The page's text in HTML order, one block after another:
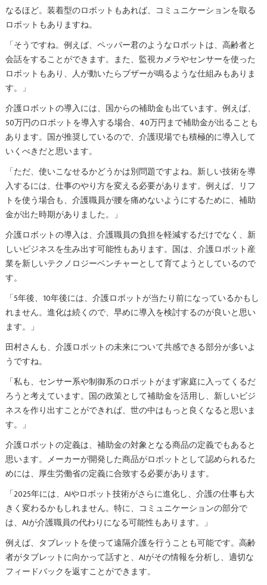
なるほど。装着型のロボットもあれば、コミュニケーションを取る
ロボットもありますね。
「そうですね。例えば、ペッパー君のようなロボットは、高齢者と
会話をすることができます。また、監視カメラやセンサーを使った
ロボットもあり、人が動いたらブザーが鳴るような仕組みもありま
す。」
介護ロボットの導入には、国からの補助金も出ています。例えば、
50万円のロボットを導入する場合、40万円まで補助金が出ることも
あります。国が推奨しているので、介護現場でも積極的に導入して
いくべきだと思います。
「ただ、使いこなせるかどうかは別問題ですよね。新しい技術を導
入するには、仕事のやり方を変える必要があります。例えば、リフ
トを使う場合も、介護職員が腰を痛めないようにするために、補助
金が出た時期がありました。」
介護ロボットの導入は、介護職員の負担を軽減するだけでなく、新
しいビジネスを生み出す可能性もあります。国は、介護ロボット産
業を新しいテクノロジーベンチャーとして育てようとしているので
す。
「5年後、10年後には、介護ロボットが当たり前になっているかもし
れません。進化は続くので、早めに導入を検討するのが良いと思い
ます。」
田村さんも、介護ロボットの未来について共感できる部分が多いよ
うですね。
「私も、センサー系や制御系のロボットがまず家庭に入ってくるだ
ろうと考えています。国の政策として補助金を活用し、新しいビジ
ネスを作り出すことができれば、世の中はもっと良くなると思いま
す。」
介護ロボットの定義は、補助金の対象となる商品の定義でもあると
思います。メーカーが開発した商品がロボットとして認められるた
めには、厚生労働省の定義に合致する必要があります。
「2025年には、AIやロボット技術がさらに進化し、介護の仕事も大
きく変わるかもしれません。特に、コミュニケーションの部分で
は、AIが介護職員の代わりになる可能性もあります。」
例えば、タブレットを使って遠隔介護を行うことも可能です。高齢
者がタブレットに向かって話すと、AIがその情報を分析し、適切な
フィードバックを返すことができます。